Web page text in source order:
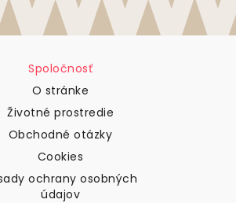
Spoločnosť
O stránke
Životné prostredie
Obchodné otázky
Cookies
ochrany osobných
údajov